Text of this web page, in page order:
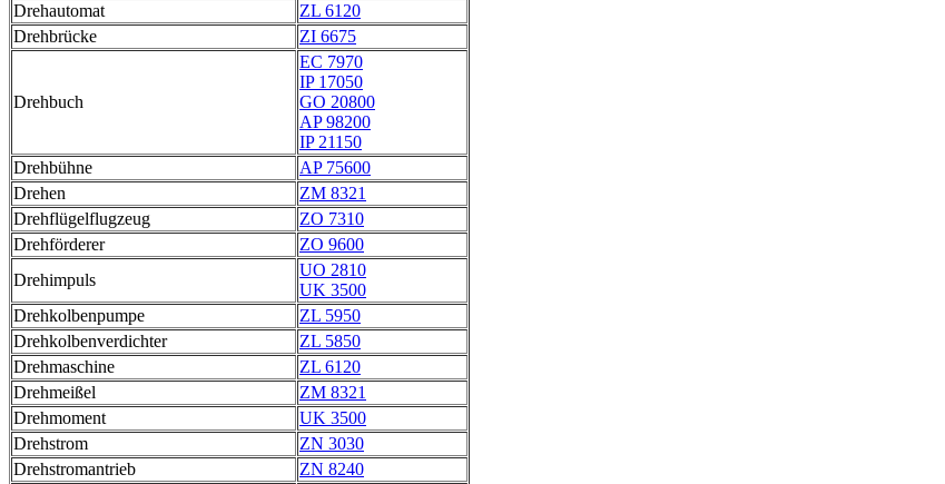
Drehautomat
ZL 6120
Drehbrücke
ZI 6675
Drehbuch
EC 7970
IP 17050
GO 20800
AP 98200
IP 21150
Drehbühne
AP 75600
Drehen
ZM 8321
Drehflügelflugzeug
ZO 7310
Drehförderer
ZO 9600
Drehimpuls
UO 2810
UK 3500
Drehkolbenpumpe
ZL 5950
Drehkolbenverdichter
ZL 5850
Drehmaschine
ZL 6120
Drehmeißel
ZM 8321
Drehmoment
UK 3500
Drehstrom
ZN 3030
Drehstromantrieb
ZN 8240